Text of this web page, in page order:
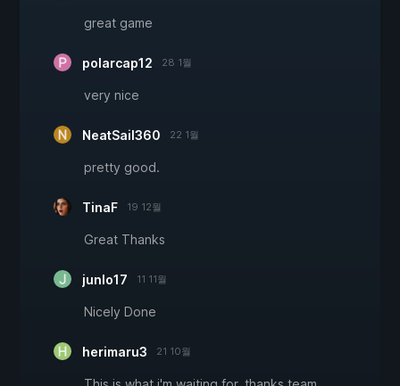
great game
polarcap12 28 1월
very nice
NeatSail360 22 1월
pretty good.
TinaF 19 12월
Great Thanks
junlo17 11 11월
Nicely Done
herimaru3 21 10월